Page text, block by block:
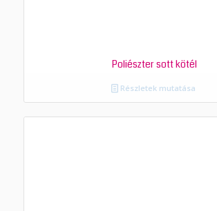
Poliészter sott kötél
Részletek mutatása